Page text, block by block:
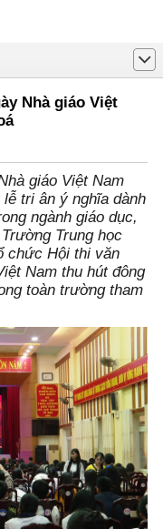
Nhà giáo Việt
giáo Việt Nam
lễ tri ân ý nghĩa dành
ngành giáo dục,
Trung học
chức Hội thi văn
Nam thu hút đông
toàn trường tham